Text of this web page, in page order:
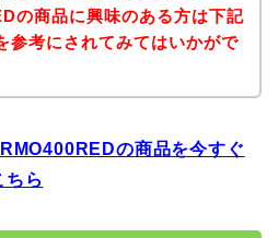
の商品に興味のある方は下記
参考にされてみてはいかがで
の商品を今すぐ
ちら